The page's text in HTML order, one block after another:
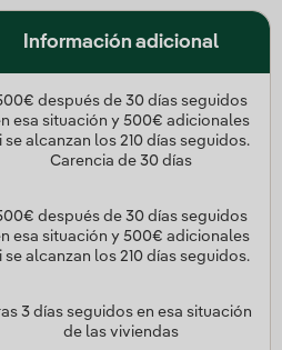
Información adicional
después de 30 días seguidos
esa situación y 500€ adicionales
se alcanzan los 210 días seguidos.
Carencia de 30 días
después de 30 días seguidos
esa situación y 500€ adicionales
se alcanzan los 210 días seguidos.
3 días seguidos en esa situación
de las viviendas